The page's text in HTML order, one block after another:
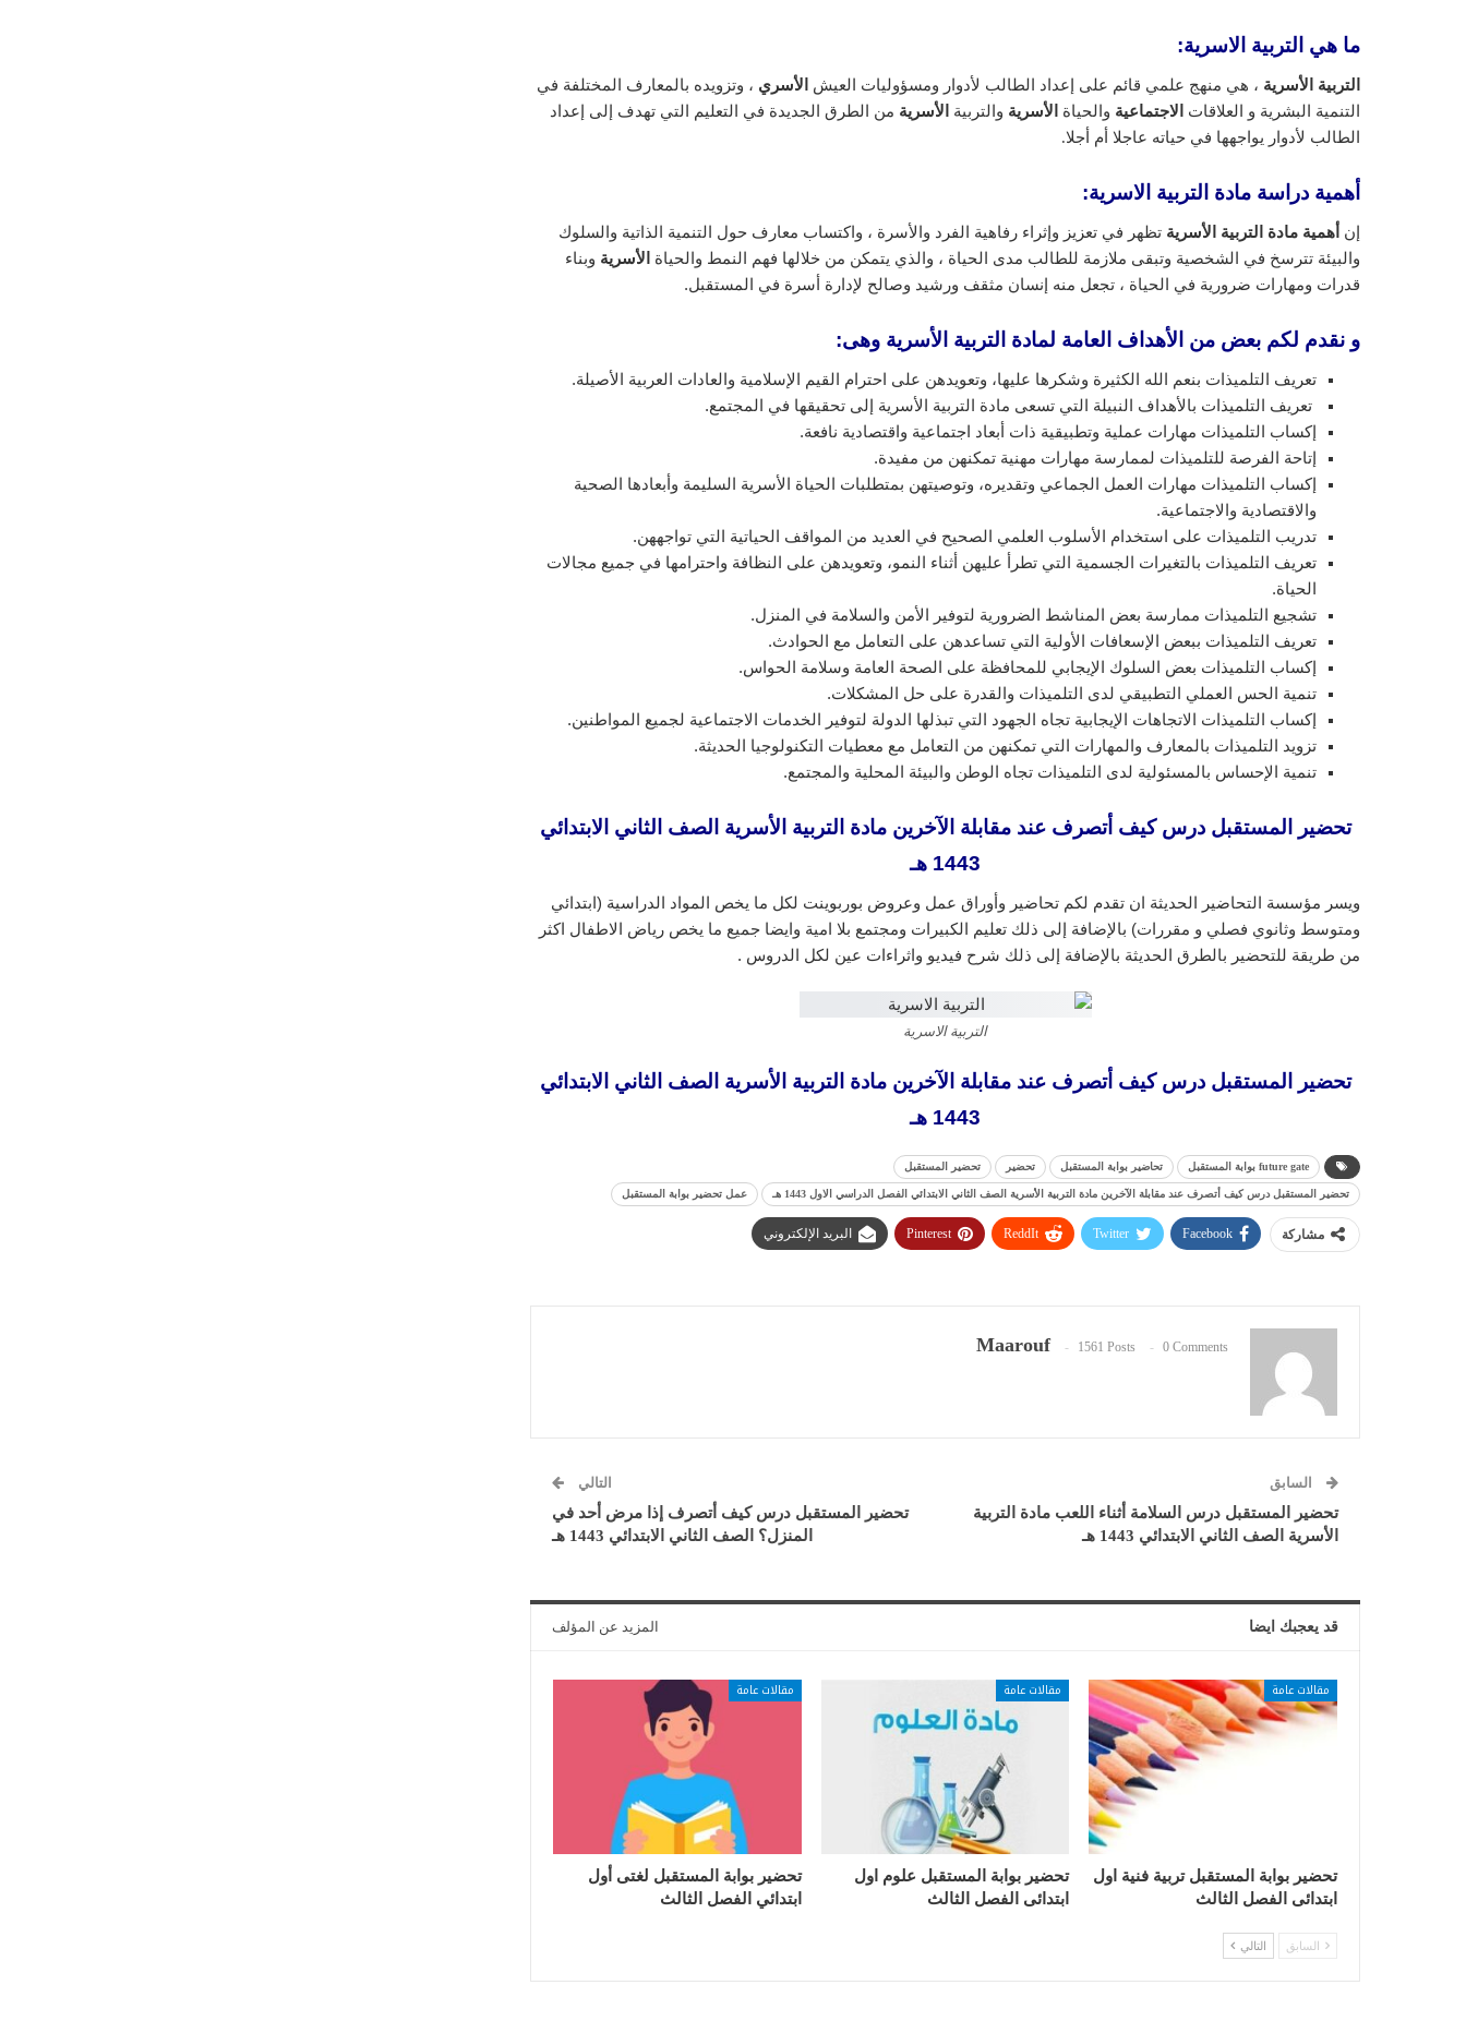
ما هي التربية الاسرية:
التربية الأسرية ، هي منهج علمي قائم على إعداد الطالب لأدوار ومسؤوليات العيش الأسري ، وتزويده بالمعارف المختلفة في
التنمية البشرية و العلاقات
الاجتماعية والحياة الأسرية والتربية الأسرية من الطرق الجديدة في التعليم التي تهدف إلى إعداد
الطالب لأدوار يواجهها في حياته عاجلا أم أجلا.
أهمية دراسة مادة التربية الاسرية:
إن أهمية مادة التربية الأسرية تظهر في تعزيز وإثراء رفاهية الفرد والأسرة ، واكتساب معارف حول التنمية الذاتية والسلوك
والبيئة تترسخ في الشخصية وتبقى ملازمة للطالب مدى الحياة ، والذي يتمكن من خلالها فهم النمط والحياة الأسرية وبناء
قدرات ومهارات ضرورية في الحياة ، تجعل منه إنسان مثقف ورشيد وصالح لإدارة أسرة في المستقبل.
و نقدم لكم بعض من الأهداف العامة لمادة التربية الأسرية وهى:
تعريف التلميذات بنعم الله الكثيرة وشكرها عليها، وتعويدهن على احترام القيم الإسلامية والعادات العربية الأصيلة.
تعريف التلميذات بالأهداف النبيلة التي تسعى مادة التربية الأسرية إلى تحقيقها في المجتمع.
إكساب التلميذات مهارات عملية وتطبيقية ذات أبعاد اجتماعية واقتصادية نافعة.
إتاحة الفرصة للتلميذات لممارسة مهارات مهنية تمكنهن من مفيدة.
إكساب التلميذات مهارات العمل الجماعي وتقديره، وتوصيتهن بمتطلبات الحياة الأسرية السليمة وأبعادها الصحية
والاقتصادية والاجتماعية.
تدريب التلميذات على استخدام الأسلوب العلمي الصحيح في العديد من المواقف الحياتية التي تواجههن.
تعريف التلميذات بالتغيرات الجسمية التي تطرأ عليهن أثناء النمو، وتعويدهن على النظافة واحترامها في جميع مجالات
الحياة.
تشجيع التلميذات ممارسة بعض المناشط الضرورية لتوفير الأمن والسلامة في المنزل.
تعريف التلميذات ببعض الإسعافات الأولية التي تساعدهن على التعامل مع الحوادث.
إكساب التلميذات بعض السلوك الإيجابي للمحافظة على الصحة العامة وسلامة الحواس.
تنمية الحس العملي التطبيقي لدى التلميذات والقدرة على حل المشكلات.
إكساب التلميذات الاتجاهات الإيجابية تجاه الجهود التي تبذلها الدولة لتوفير الخدمات الاجتماعية لجميع المواطنين.
تزويد التلميذات بالمعارف والمهارات التي تمكنهن من التعامل مع معطيات التكنولوجيا الحديثة.
تنمية الإحساس بالمسئولية لدى التلميذات تجاه الوطن والبيئة المحلية والمجتمع.
تحضير المستقبل درس كيف أتصرف عند مقابلة الآخرين مادة التربية الأسرية الصف الثاني الابتدائي
1443 هـ
ويسر مؤسسة التحاضير الحديثة ان تقدم لكم تحاضير وأوراق عمل وعروض بوربوينت لكل ما يخص المواد الدراسية (ابتدائي
ومتوسط وثانوي فصلي و مقررات) بالإضافة إلى ذلك تعليم الكبيرات ومجتمع بلا امية وايضا جميع ما يخص رياض الاطفال اكثر
من طريقة للتحضير بالطرق الحديثة بالإضافة إلى ذلك شرح فيديو واثراءات عين لكل الدروس .
التربية الاسرية
تحضير المستقبل درس كيف أتصرف عند مقابلة الآخرين مادة التربية الأسرية الصف الثاني الابتدائي
1443 هـ
future gate بوابة المستقبل تحاضير بوابة المستقبل تحضير تحضير المستقبل
تحضير المستقبل درس كيف أتصرف عند مقابلة الآخرين مادة التربية الأسرية الصف الثاني الابتدائي الفصل الدراسي الاول 1443 هـ عمل تحضير بوابة المستقبل
مشاركة Facebook
Twitter
ReddIt
Pinterest البريد الإلكتروني
Maarouf 1561 Posts 0 Comments
السابق
تحضير المستقبل درس السلامة أثناء اللعب مادة التربية
الأسرية الصف الثاني الابتدائي 1443 هـ
التالي
تحضير المستقبل درس كيف أتصرف إذا مرض أحد في
المنزل؟ الصف الثاني الابتدائي 1443 هـ
قد يعجبك ايضا المزيد عن المؤلف
مقالات عامة
تحضير بوابة المستقبل تربية فنية اول
ابتدائى الفصل الثالث
مقالات عامة
تحضير بوابة المستقبل علوم اول
ابتدائى الفصل الثالث
مقالات عامة
تحضير بوابة المستقبل لغتى أول
ابتدائي الفصل الثالث
السابق التالي